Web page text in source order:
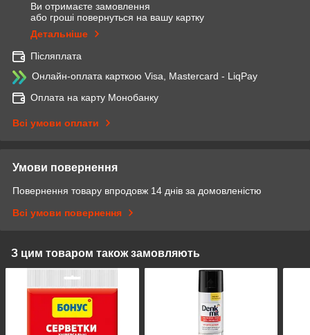
Ви отримаєте замовлення
або гроші повернуться на вашу картку
Детальніше
Післяплата
Онлайн-оплата карткою Visa, Mastercard - LiqPay
Оплата на карту Монобанку
Всі умови оплати
Умови повернення
Повернення товару впродовж 14 днів за домовленістю
Всі умови повернення
З цим товаром також замовляють